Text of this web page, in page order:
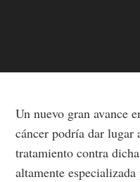
Un nuevo gran avance
cáncer podría dar lugar
tratamiento contra
altamente